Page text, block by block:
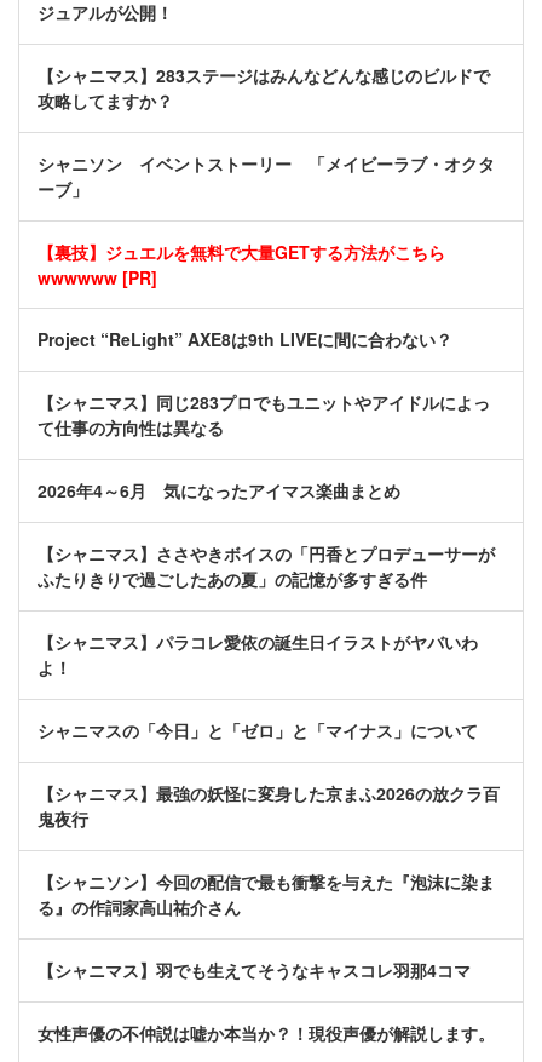
ジュアルが公開！
【シャニマス】283ステージはみんなどんな感じのビルドで
攻略してますか？
シャニソン イベントストーリー 「メイビーラブ・オクタ
ーブ」
【裏技】ジュエルを無料で大量GETする方法がこちら
wwwwww [PR]
Project “ReLight” AXE8は9th LIVEに間に合わない？
【シャニマス】同じ283プロでもユニットやアイドルによっ
て仕事の方向性は異なる
2026年4～6月 気になったアイマス楽曲まとめ
【シャニマス】ささやきボイスの「円香とプロデューサーが
ふたりきりで過ごしたあの夏」の記憶が多すぎる件
【シャニマス】パラコレ愛依の誕生日イラストがヤバいわ
よ！
シャニマスの「今日」と「ゼロ」と「マイナス」について
【シャニマス】最強の妖怪に変身した京まふ2026の放クラ百
鬼夜行
【シャニソン】今回の配信で最も衝撃を与えた『泡沫に染ま
る』の作詞家高山祐介さん
【シャニマス】羽でも生えてそうなキャスコレ羽那4コマ
女性声優の不仲説は嘘か本当か？！現役声優が解説します。